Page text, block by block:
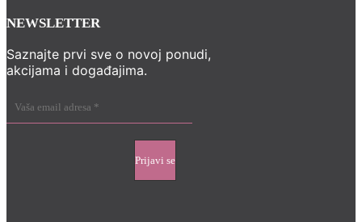
NEWSLETTER
Saznajte prvi sve o novoj ponudi,
akcijama i događajima.